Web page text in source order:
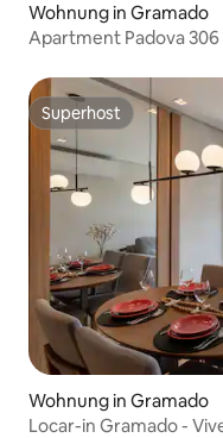
Wohnung in Gramado
Apartment Padova
Superhost
Superhost
Wohnung in Gramado
Locar-in Gramado -